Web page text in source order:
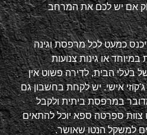
אם יש לכם את המרחב
כמעט לכל מרפסת וגינה
או גינות צנועות
בעלי הבית, לדירה פשוט אין
אישי. יש לקחת בחשבון גם
במרפסת ביתית ולקבל
צוות ספרטה ספא יוכל להתאים
למשקל הנטו שאושר.